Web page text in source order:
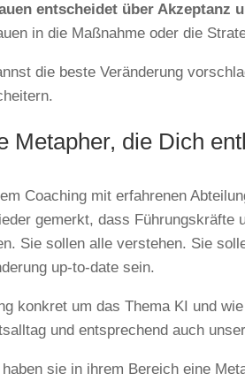
entscheidet über Akzeptanz
in die Maßnahme oder die
die beste Veränderung
Metapher, die Dich
Coaching mit erfahrenen
gemerkt, dass Führungskräfte
Sie sollen alle verstehen. Sie
up-to-date sein.
konkret um das Thema KI und
und entsprechend auch
haben sie in ihrem Bereich eine